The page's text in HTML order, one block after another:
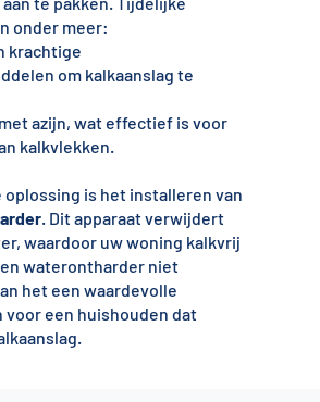
onder meer:
krachtige
om kalkaanslag te
azijn, wat effectief is voor
kalkvlekken.
oplossing is het installeren van
. Dit apparaat verwijdert
waardoor uw woning kalkvrij
waterontharder niet
het een waardevolle
voor een huishouden dat